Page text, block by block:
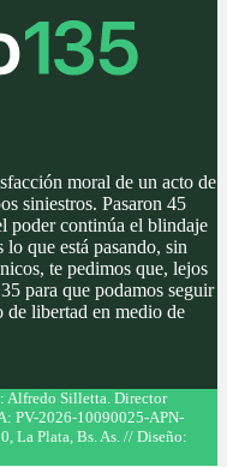
moral de un acto de
siniestros. Pasaron 45
poder continúa el blindaje
lo que está pasando, sin
te pedimos que, lejos
para que podamos seguir
de libertad en medio de
Alfredo Silletta. Director
PV-2026-10090025-APN-
La Plata, Bs. As. // Diseño: